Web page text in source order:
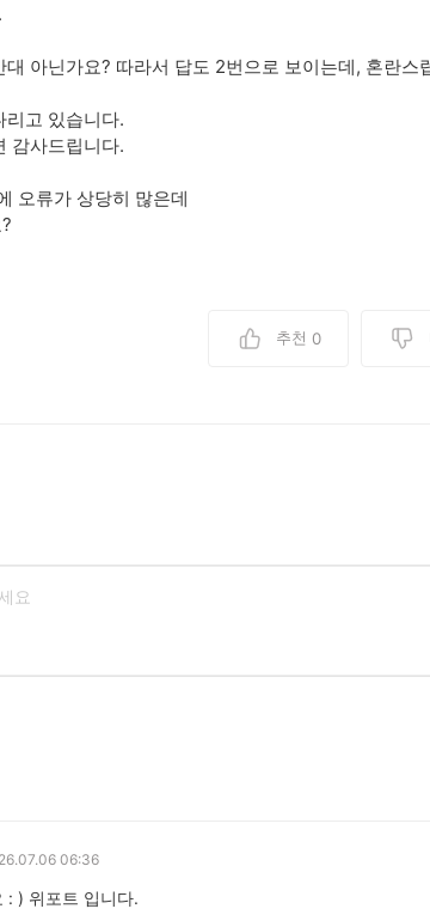
대 아닌가요? 따라서 답도 2번으로 보이는데, 혼란
리고 있습니다.
감사드립니다.
오류가 상당히 많은데
추천 0
06:36
: ) 위포트 입니다.